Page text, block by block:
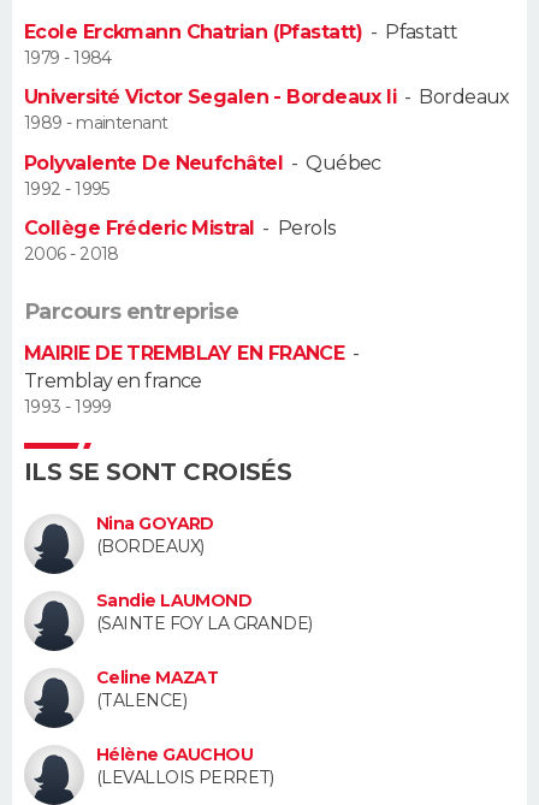
Alimentation
Guide de la santé
Maladies
Médicaments
Sommeil
VOYAGE
Destinations
City break
Voyage nature
Voyage de noces
Forum
Climat
+
PHOTO
GUIDES D'ACHAT
BONS PLANS
Dictionnaire
Biographies
Citations
Expressions
Proverbes
PROGRAMME TV
COPAINS D'AVANT
FORUM
Bricolage
Lifestyle
Culture
Sport
Auto
Television
Voyage
Cinema
Ecole Erckmann Chatrian (Pfastatt)- Pfastatt
1979 - 1984
Université Victor Segalen - Bordeaux Ii- Bordeaux
1989 - maintenant
Polyvalente De Neufchâtel -Québec
1992 - 1995
Collège Fréderic Mistral - Perols
2006 - 2018
Parcours entreprise
MAIRIE DE TREMBLAY EN FRANCE-
Tremblay en france
1993 - 1999
ILS SE SONT CROISÉS
Nina GOYARD
(BORDEAUX)
Sandie LAUMOND
(SAINTE FOY LA GRANDE)
Celine MAZAT
(TALENCE)
Hélène GAUCHOU
(LEVALLOIS PERRET)